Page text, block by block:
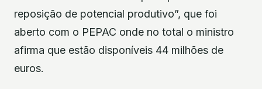
reposição de potencial produtivo”, que foi
aberto com o PEPAC onde no total o ministro
afirma que estão disponíveis 44 milhões de
euros.